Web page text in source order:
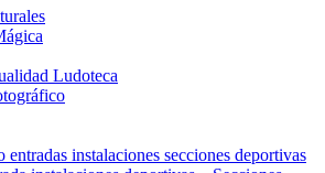
Ludoteca
entradas instalaciones secciones deportivas